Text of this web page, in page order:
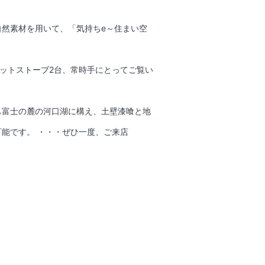
素材を用いて、「気持ちe～住まい空
トストーブ2台、常時手にとってご覧い
士の麓の河口湖に構え、土壁漆喰と地
です。 ・・・ぜひ一度、ご来店